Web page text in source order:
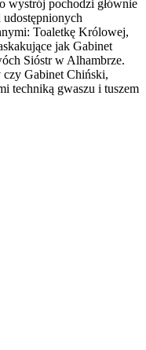
wystrój pochodzi głównie
Toaletkę Królowej,
jak Gabinet
Sióstr w Alhambrze.
czy Gabinet Chiński,
techniką gwaszu i tuszem